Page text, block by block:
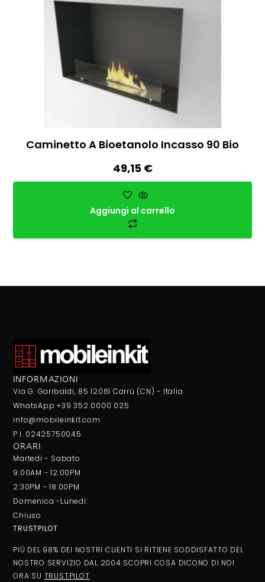
Caminetto A Bioetanolo Incasso 90 Bio
49,15 €
Aggiungi al carrello
INFORMAZIONI
Via G. Garibaldi, 85 12061 Carrù (CN) - Italia
WhatsApp +39 352 0000 025
info@mobileinkit.com
P.I. 02425750045
ORARI
Martedi - Sabato
9:00AM - 12:00PM
2:30PM - 18:00PM
Domenica -Lunedì:
Chiuso
TRUSTPILOT
PIÙ DEL 98% DEI NOSTRI CLIENTI SI RITIENE SODDISFATTO DEL
NOSTRO SERVIZIO DAL 2004 SCOPRI COSA DICONO DI NOI
ORA SU TRUSTPILOT